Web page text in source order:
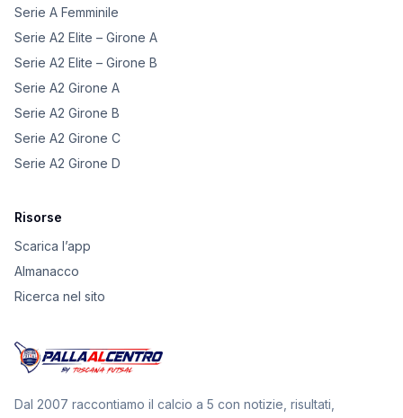
Serie A Femminile
Serie A2 Elite – Girone A
Serie A2 Elite – Girone B
Serie A2 Girone A
Serie A2 Girone B
Serie A2 Girone C
Serie A2 Girone D
Risorse
Scarica l’app
Almanacco
Ricerca nel sito
Dal 2007 raccontiamo il calcio a 5 con notizie, risultati,